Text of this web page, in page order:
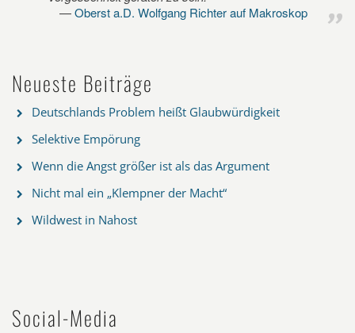
Oberst a.D. Wolfgang Richter auf Makroskop
Neueste Beiträge
Deutschlands Problem heißt Glaubwürdigkeit
Selektive Empörung
Wenn die Angst größer ist als das Argument
Nicht mal ein „Klempner der Macht“
Wildwest in Nahost
Social-Media